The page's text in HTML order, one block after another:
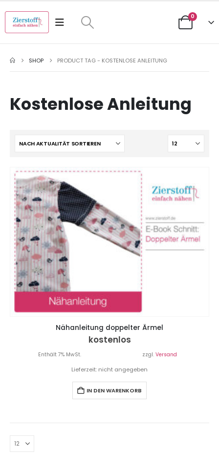
0
SHOP PRODUCT TAG - KOSTENLOSE ANLEITUNG
Kostenlose Anleitung
Nähanleitung doppelter Ärmel
kostenlos
Enthält 7% MwSt. zzgl. Versand
Lieferzeit: nicht angegeben
IN DEN WARENKORB